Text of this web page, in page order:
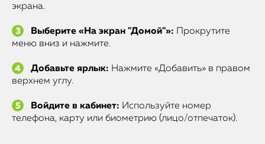
экрана.
Выберите «На экран "Домой"»: Прокрутите
меню вниз и нажмите.
Добавьте ярлык: Нажмите «Добавить» в правом
верхнем углу.
Войдите в кабинет: Используйте номер
телефона, карту или биометрию (лицо/отпечаток).